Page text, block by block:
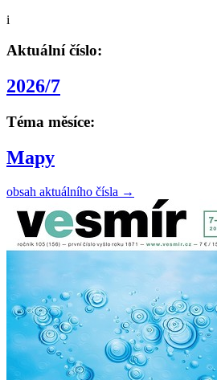
i
Aktuální číslo:
2026/7
Téma měsíce:
Mapy
obsah aktuálního čísla →